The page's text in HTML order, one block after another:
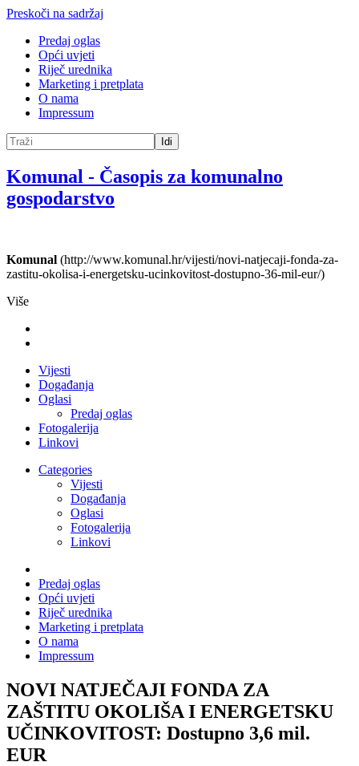
Preskoči na sadržaj
Predaj oglas
Opći uvjeti
Riječ urednika
Marketing i pretplata
O nama
Impressum
Idi
Komunal - Časopis za komunalno
gospodarstvo
Komunal (http://www.komunal.hr/vijesti/novi-natjecaji-fonda-za-
zastitu-okolisa-i-energetsku-ucinkovitost-dostupno-36-mil-eur/)
Više
Vijesti
Događanja
Oglasi
Predaj oglas
Fotogalerija
Linkovi
Categories
Vijesti
Događanja
Oglasi
Fotogalerija
Linkovi
Predaj oglas
Opći uvjeti
Riječ urednika
Marketing i pretplata
O nama
Impressum
NOVI NATJEČAJI FONDA ZA
ZAŠTITU OKOLIŠA I ENERGETSKU
UČINKOVITOST: Dostupno 3,6 mil.
EUR